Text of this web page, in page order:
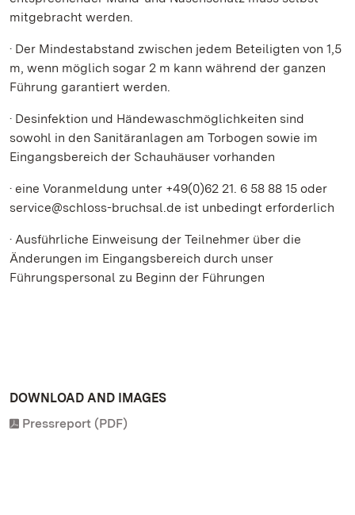
mitgebracht werden.
· Der Mindestabstand zwischen jedem Beteiligten von 1,5
m, wenn möglich sogar 2 m kann während der ganzen
Führung garantiert werden.
· Desinfektion und Händewaschmöglichkeiten sind
sowohl in den Sanitäranlagen am Torbogen sowie im
Eingangsbereich der Schauhäuser vorhanden
· eine Voranmeldung unter +49(0)62 21. 6 58 88 15 oder
service@schloss-bruchsal.de ist unbedingt erforderlich
· Ausführliche Einweisung der Teilnehmer über die
Änderungen im Eingangsbereich durch unser
Führungspersonal zu Beginn der Führungen
DOWNLOAD AND IMAGES
Pressreport (PDF)